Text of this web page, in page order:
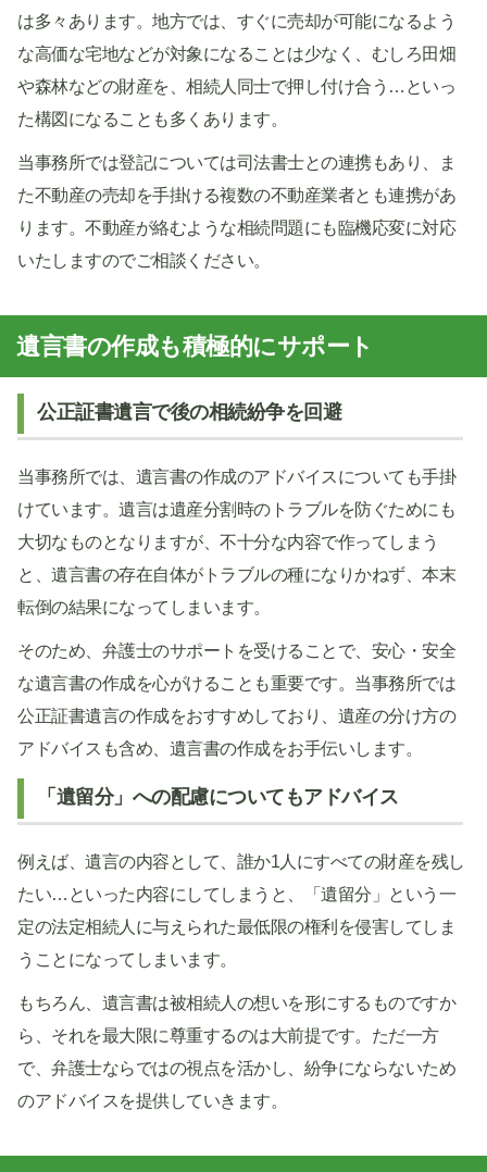
は多々あります。地方では、すぐに売却が可能になるよう
な高価な宅地などが対象になることは少なく、むしろ田畑
や森林などの財産を、相続人同士で押し付け合う…といっ
た構図になることも多くあります。
当事務所では登記については司法書士との連携もあり、ま
た不動産の売却を手掛ける複数の不動産業者とも連携があ
ります。不動産が絡むような相続問題にも臨機応変に対応
いたしますのでご相談ください。
遺言書の作成も積極的にサポート
公正証書遺言で後の相続紛争を回避
当事務所では、遺言書の作成のアドバイスについても手掛
けています。遺言は遺産分割時のトラブルを防ぐためにも
大切なものとなりますが、不十分な内容で作ってしまう
と、遺言書の存在自体がトラブルの種になりかねず、本末
転倒の結果になってしまいます。
そのため、弁護士のサポートを受けることで、安心・安全
な遺言書の作成を心がけることも重要です。当事務所では
公正証書遺言の作成をおすすめしており、遺産の分け方の
アドバイスも含め、遺言書の作成をお手伝いします。
「遺留分」への配慮についてもアドバイス
例えば、遺言の内容として、誰か1人にすべての財産を残し
たい…といった内容にしてしまうと、「遺留分」という一
定の法定相続人に与えられた最低限の権利を侵害してしま
うことになってしまいます。
もちろん、遺言書は被相続人の想いを形にするものですか
ら、それを最大限に尊重するのは大前提です。ただ一方
で、弁護士ならではの視点を活かし、紛争にならないため
のアドバイスを提供していきます。